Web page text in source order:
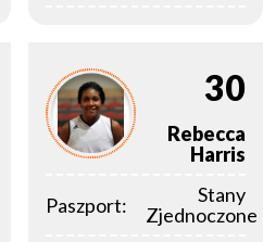
30
Rebecca
Harris
Paszport:
Stany
Zjednoczone